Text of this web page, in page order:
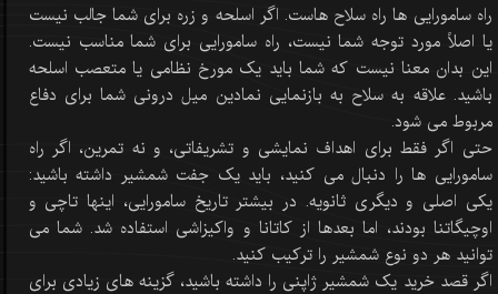
راه سامورایی ها راه سلاح هاست. اگر اسلحه و زره برای شما جالب نیست
یا اصلاً مورد توجه شما نیست، راه سامورایی برای شما مناسب نیست.
این بدان معنا نیست که شما باید یک مورخ نظامی یا متعصب اسلحه
باشید. علاقه به سلاح به بازنمایی نمادین میل درونی شما برای دفاع
مربوط می شود.
حتی اگر فقط برای اهداف نمایشی و تشریفاتی، و نه تمرین، اگر راه
سامورایی ها را دنبال می کنید، باید یک جفت شمشیر داشته باشید:
یکی اصلی و دیگری ثانویه. در بیشتر تاریخ سامورایی، اینها تاچی و
اوچیگاتنا بودند، اما بعدها از کاتانا و واکیزاشی استفاده شد. شما می
توانید هر دو نوع شمشیر را ترکیب کنید.
اگر قصد خرید یک شمشیر ژاپنی را داشته باشید، گزینه های زیادی برای